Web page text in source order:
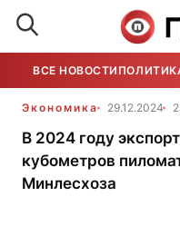
ВСЕ НОВОСТИ
Экономика 29.12.2024
В 2024 году
кубометров
Минлесхоза